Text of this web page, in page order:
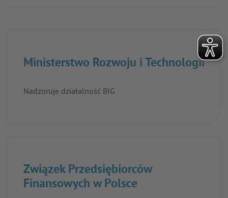
Ministerstwo Rozwoju i Technologii
Nadzoruje działalność BIG
Związek Przedsiębiorców
Finansowych w Polsce